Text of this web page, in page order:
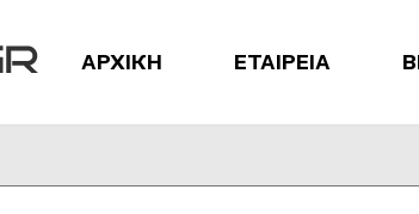
ΑΡΧΙΚΗ ΕΤΑΙΡΕΙΑ